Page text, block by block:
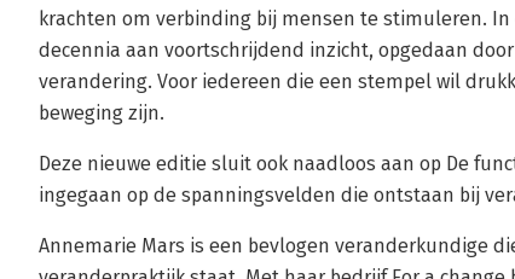
krachten om verbinding bij mensen te stimuleren.
decennia aan voortschrijdend inzicht, opgedaan
verandering. Voor iedereen die een stempel wil
beweging zijn.
Deze nieuwe editie sluit ook naadloos aan op De
ingegaan op de spanningsvelden die ontstaan bij
Annemarie Mars is een bevlogen veranderkundige